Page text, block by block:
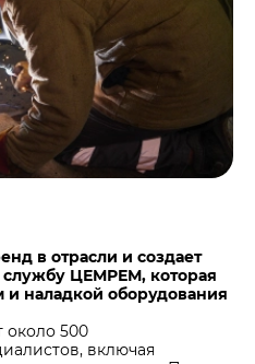
в отрасли и создает
ЦЕМРЕМ, которая
наладкой оборудования
около 500
включая
активов
отрасли